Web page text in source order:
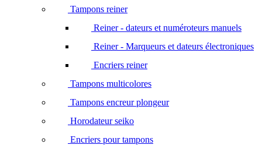
Tampons reiner
Reiner - dateurs et numéroteurs manuels
Reiner - Marqueurs et dateurs électroniques
Encriers reiner
Tampons multicolores
Tampons encreur plongeur
Horodateur seiko
Encriers pour tampons